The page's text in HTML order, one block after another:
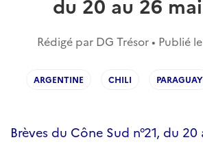
Rédigé par DG Trésor • Publié le
ARGENTINE CHILI PARAGUAY
Brèves du Cône Sud n°21, du